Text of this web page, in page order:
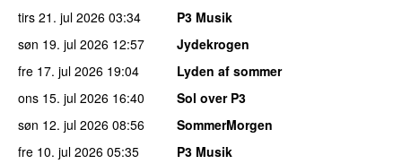
tirs 21. jul 2026 03:34
P3 Musik
søn 19. jul 2026 12:57
Jydekrogen
fre 17. jul 2026 19:04
Lyden af sommer
ons 15. jul 2026 16:40
Sol over P3
søn 12. jul 2026 08:56
SommerMorgen
fre 10. jul 2026 05:35
P3 Musik